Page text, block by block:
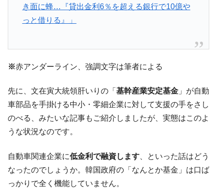
『Money1』
韓国政府「ニセＫ-ブランドを通報しようキ
ャンペーン」⇒ あの名物教授も登場！
ぎ」では。
『Money1』
韓国鉄鋼最大手『POSCO』ズブズブ沈む。
『Money1』
米国下院「韓国の公務員個人をターゲット
にぶん殴る法案」提出！⇒ クーパン問題は合衆国企業に対
する差別。許してはおかぬ
『Money1』
韓国ボンクラ政策室長･金容範、株価暴落に
『Money1』
韓国半導体『SKハイニックス』2026年2Qの
業績「史上最高益」当期純利益は前年同期比13.4倍に。
『Money1』
韓国･加徳島新国際空港「またも暗礁」の危
き面に蜂…『貸出金利6％を超える銀行で10億や
っと借りる』」
※赤アンダーライン、強調文字は筆者による
先に、文在寅大統領肝いりの「 基幹産業安定基金 」が自動
車部品を手掛ける中小・零細企業に対して支援の手をさし
のべる、みたいな記事もご紹介しましたが、実態はこのよ
うな状況なのです。
自動車関連企業に低金利で融資します 、といった話はどう
なったのでしょうか。韓国政府の「なんとか基金」は口ば
っかりで全く機能していません。